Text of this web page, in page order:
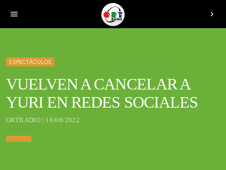
menu chevron_right
ESPECTÁCULOS
VUELVEN A CANCELAR A
YURI EN REDES SOCIALES
ORTRADIO | 18/08/2022